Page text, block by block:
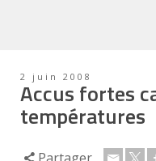
2 juin 2008
Accus fortes
températures
Partager